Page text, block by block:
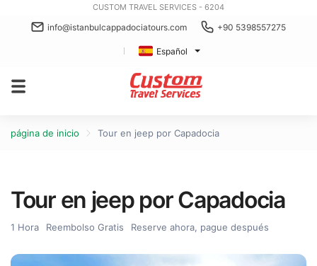
CUSTOM TRAVEL SERVICES - 6204
info@istanbulcappadociatours.com +90 5398557275
Español
página de inicio Tour en jeep por Capadocia
Tour en jeep por Capadocia
1 Hora Reembolso Gratis Reserve ahora, pague después